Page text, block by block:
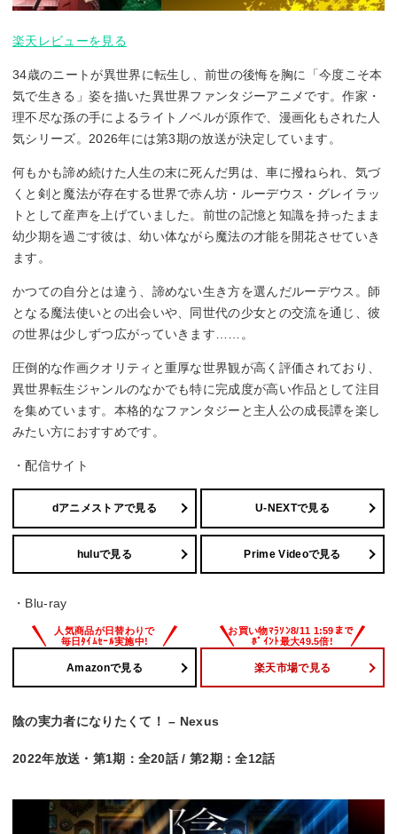
楽天レビューを見る
34歳のニートが異世界に転生し、前世の後悔を胸に「今度こそ本
気で生きる」姿を描いた異世界ファンタジーアニメです。作家・
理不尽な孫の手によるライトノベルが原作で、漫画化もされた人
気シリーズ。2026年には第3期の放送が決定しています。
何もかも諦め続けた人生の末に死んだ男は、車に撥ねられ、気づ
くと剣と魔法が存在する世界で赤ん坊・ルーデウス・グレイラッ
トとして産声を上げていました。前世の記憶と知識を持ったまま
幼少期を過ごす彼は、幼い体ながら魔法の才能を開花させていき
ます。
かつての自分とは違う、諦めない生き方を選んだルーデウス。師
となる魔法使いとの出会いや、同世代の少女との交流を通じ、彼
の世界は少しずつ広がっていきます……。
圧倒的な作画クオリティと重厚な世界観が高く評価されており、
異世界転生ジャンルのなかでも特に完成度が高い作品として注目
を集めています。本格的なファンタジーと主人公の成長譚を楽し
みたい方におすすめです。
・配信サイト
dアニメストアで見る U-NEXTで見る
huluで見る Prime Videoで見る
・Blu-ray
Amazonで見る 楽天市場で見る
陰の実力者になりたくて！ – Nexus
2022年放送・第1期：全20話 / 第2期：全12話